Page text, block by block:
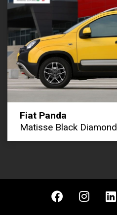
Fiat Panda
Matisse Black Diamond